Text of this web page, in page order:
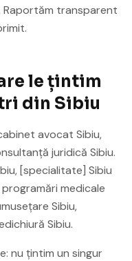
Raportăm transparent
le țintim
din Sibiu
avocat Sibiu,
juridică Sibiu.
[specialitate] Sibiu
medicale
Sibiu,
Sibiu.
nu țintim un singur